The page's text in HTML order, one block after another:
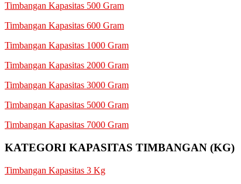
Timbangan Kapasitas 500 Gram
Timbangan Kapasitas 600 Gram
Timbangan Kapasitas 1000 Gram
Timbangan Kapasitas 2000 Gram
Timbangan Kapasitas 3000 Gram
Timbangan Kapasitas 5000 Gram
Timbangan Kapasitas 7000 Gram
KATEGORI KAPASITAS TIMBANGAN (KG)
Timbangan Kapasitas 3 Kg